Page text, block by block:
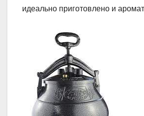
идеально приготовлено и